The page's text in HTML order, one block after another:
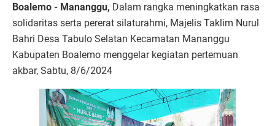
Boalemo - Mananggu, Dalam rangka meningkatkan rasa
solidaritas serta pererat silaturahmi, Majelis Taklim Nurul
Bahri Desa Tabulo Selatan Kecamatan Mananggu
Kabupaten Boalemo menggelar kegiatan pertemuan
akbar, Sabtu, 8/6/2024